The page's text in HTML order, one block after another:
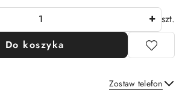
szt.
Do koszyka
Zostaw telefon